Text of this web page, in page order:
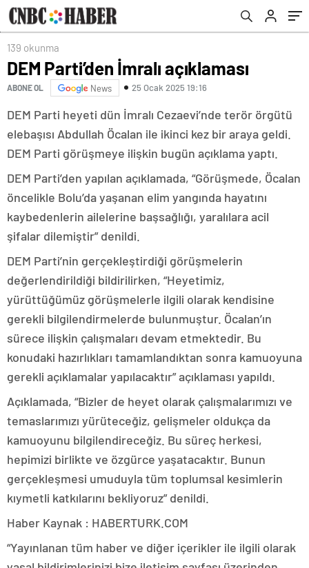
139 okunma
DEM Parti’den İmralı açıklaması
ABONE OL News 25 Ocak 2025 19:16
DEM Parti heyeti dün İmralı Cezaevi’nde terör örgütü
elebaşısı Abdullah Öcalan ile ikinci kez bir araya geldi.
DEM Parti görüşmeye ilişkin bugün açıklama yaptı.
DEM Parti’den yapılan açıklamada, “Görüşmede, Öcalan
öncelikle Bolu’da yaşanan elim yangında hayatını
kaybedenlerin ailelerine başsağlığı, yaralılara acil
şifalar dilemiştir” denildi.
DEM Parti’nin gerçekleştirdiği görüşmelerin
değerlendirildiği bildirilirken, “Heyetimiz,
yürüttüğümüz görüşmelerle ilgili olarak kendisine
gerekli bilgilendirmelerde bulunmuştur. Öcalan’ın
sürece ilişkin çalışmaları devam etmektedir. Bu
konudaki hazırlıkları tamamlandıktan sonra kamuoyuna
gerekli açıklamalar yapılacaktır” açıklaması yapıldı.
Açıklamada, “Bizler de heyet olarak çalışmalarımızı ve
temaslarımızı yürüteceğiz, gelişmeler oldukça da
kamuoyunu bilgilendireceğiz. Bu süreç herkesi,
hepimizi birlikte ve özgürce yaşatacaktır. Bunun
gerçekleşmesi umuduyla tüm toplumsal kesimlerin
kıymetli katkılarını bekliyoruz” denildi.
Haber Kaynak : HABERTURK.COM
“Yayınlanan tüm haber ve diğer içerikler ile ilgili olarak